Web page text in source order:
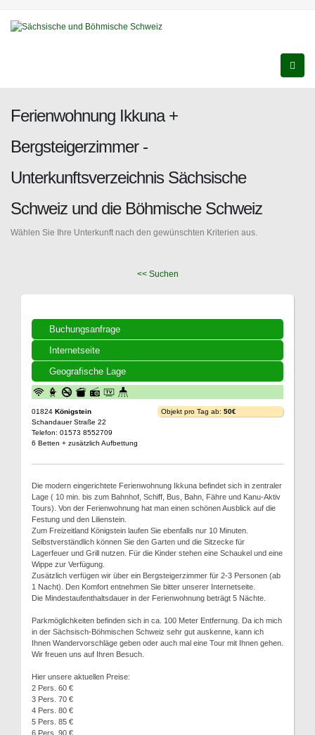
Ferienwohnung Ikkuna +
Bergsteigerzimmer -
Unterkunftsverzeichnis Sächsische
Schweiz und die Böhmische Schweiz
Wählen Sie Ihre Unterkunft nach den gewünschten Kriterien aus.
<< Suchen
Buchungsanfrage
Internetseite
Geografische Lage
01824 Königstein
Schandauer Straße 22
Telefon: 01573 8552709
6 Betten + zusätzlich Aufbettung
Objekt pro Tag ab: 50€
Die modern eingerichtete Ferienwohnung Ikkuna befindet sich in zentraler
Lage ( 10 min. bis zum Bahnhof, Schiff, Bus, Bahn, Fähre und Kanu-Aktiv
Tours). Von der Ferienwohnung hat man einen schönen Ausblick auf die
Festung und den Lilienstein.
Zum Freizeitland Königstein laufen Sie ebenfalls nur 10 Minuten.
Selbstverständlich können Sie den Garten und die Sitzecke für
Lagerfeuer und Grill nutzen. Für die Kinder stehen eine Schaukel und eine
Wippe zur Verfügung.
Zusätzlich verfügen wir über ein Bergsteigerzimmer für 2-3 Personen (ab
1 Nacht). Den Komfort entnehmen Sie bitter unserer Internetseite.
Die Mindestaufenthaltsdauer in der Ferienwohnung beträgt 5 Nächte.
Parkmöglichkeiten befinden sich in ca. 100 Meter Entfernung. Da ich mich
in der Sächsisch-Böhmischen Schweiz sehr gut auskenne, kann ich
Ihnen Wandervorschläge geben oder auch mal eine Tour mit Ihnen gehen.
Wir freuen uns auf Ihren Besuch.
Hier unsere aktuellen Preise:
2 Pers. 60 €
3 Pers. 70 €
4 Pers. 80 €
5 Pers. 85 €
6 Pers. 90 €